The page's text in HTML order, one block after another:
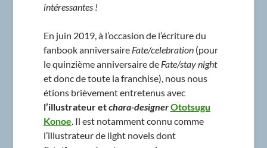
intéressantes !
En juin 2019, à l’occasion de l’écriture du
fanbook anniversaire Fate/celebration (pour
le quinzième anniversaire de Fate/stay night
et donc de toute la franchise), nous nous
étions brièvement entretenus avec
l’illustrateur etchara-designerOtotsugu
Konoe . Il est notamment connu comme
l’illustrateur de light novels dont